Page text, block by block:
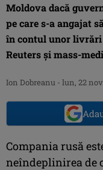
Moldova dacă
pe care s-a angajat
în contul unor livrări
Reuters şi mass-
Ion Dobreanu - lun, 22
Compania rusă
neîndeplinirea de